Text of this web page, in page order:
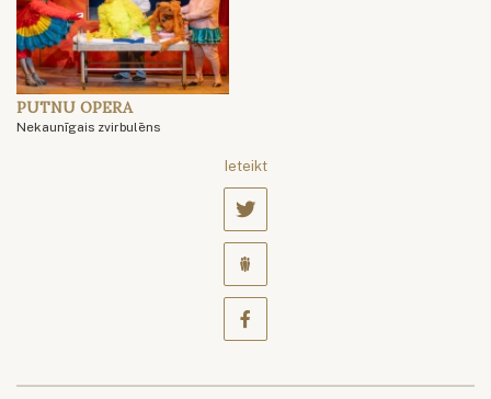
PUTNU OPERA
Nekaunīgais zvirbulēns
Ieteikt